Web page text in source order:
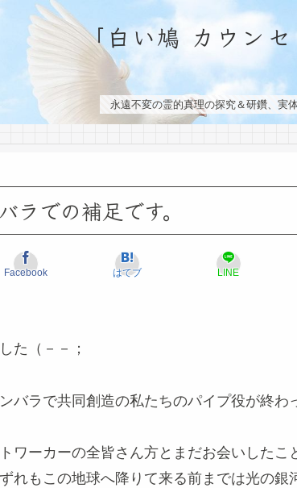
「白い鳩 カウン
永遠不変の霊的真理の探究＆研鑽、実
ラでの補足です。
Facebook はてブ LINE
た（－－；
バラで共同創造の私たちのパイプ役が終わ
ワーカーの全皆さん方とまだお会いしたこ
れもこの地球へ降りて来る前までは光の銀